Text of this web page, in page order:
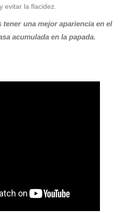
evitar la flacidez.
tener una mejor apariencia en el
acumulada en la papada.